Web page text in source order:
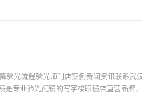
验光流程验光师门店案例新闻资讯联系武
是专业验光配镜的写字楼眼镜店直营品牌